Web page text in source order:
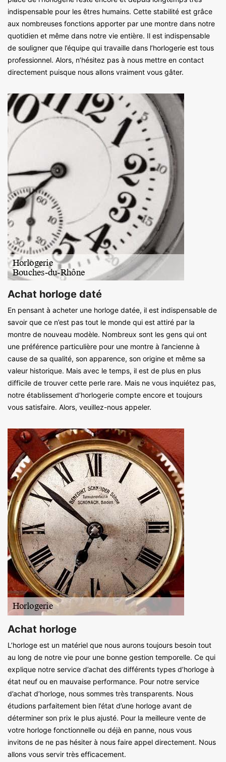
indispensable pour les êtres humains. Cette stabilité est grâce
aux nombreuses fonctions apporter par une montre dans notre
quotidien et même dans notre vie entière. Il est indispensable
de souligner que l’équipe qui travaille dans l’horlogerie est tous
professionnel. Alors, n’hésitez pas à nous mettre en contact
directement puisque nous allons vraiment vous gâter.
Achat horloge daté
En pensant à acheter une horloge datée, il est indispensable de
savoir que ce n’est pas tout le monde qui est attiré par la
montre de nouveau modèle. Nombreux sont les gens qui ont
une préférence particulière pour une montre à l’ancienne à
cause de sa qualité, son apparence, son origine et même sa
valeur historique. Mais avec le temps, il est de plus en plus
difficile de trouver cette perle rare. Mais ne vous inquiétez pas,
notre établissement d’horlogerie compte encore et toujours
vous satisfaire. Alors, veuillez-nous appeler.
Achat horloge
L’horloge est un matériel que nous aurons toujours besoin tout
au long de notre vie pour une bonne gestion temporelle. Ce qui
explique notre service d’achat des différents types d’horloge à
état neuf ou en mauvaise performance. Pour notre service
d’achat d’horloge, nous sommes très transparents. Nous
étudions parfaitement bien l’état d’une horloge avant de
déterminer son prix le plus ajusté. Pour la meilleure vente de
votre horloge fonctionnelle ou déjà en panne, nous vous
invitons de ne pas hésiter à nous faire appel directement. Nous
allons vous servir très efficacement.